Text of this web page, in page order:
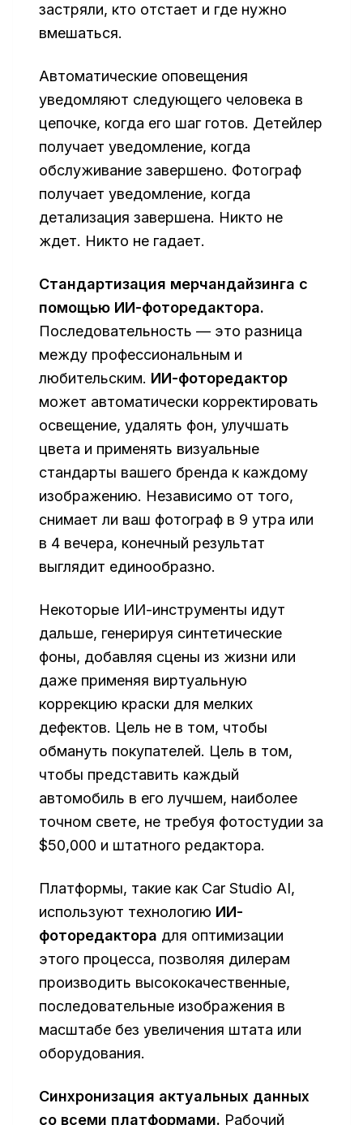
застряли, кто отстает и где нужно
вмешаться.
Автоматические оповещения
уведомляют следующего человека в
цепочке, когда его шаг готов. Детейлер
получает уведомление, когда
обслуживание завершено. Фотограф
получает уведомление, когда
детализация завершена. Никто не
ждет. Никто не гадает.
Стандартизация мерчандайзинга с
помощью ИИ-фоторедактора.
Последовательность — это разница
между профессиональным и
любительским. ИИ-фоторедактор
может автоматически корректировать
освещение, удалять фон, улучшать
цвета и применять визуальные
стандарты вашего бренда к каждому
изображению. Независимо от того,
снимает ли ваш фотограф в 9 утра или
в 4 вечера, конечный результат
выглядит единообразно.
Некоторые ИИ-инструменты идут
дальше, генерируя синтетические
фоны, добавляя сцены из жизни или
даже применяя виртуальную
коррекцию краски для мелких
дефектов. Цель не в том, чтобы
обмануть покупателей. Цель в том,
чтобы представить каждый
автомобиль в его лучшем, наиболее
точном свете, не требуя фотостудии за
$50,000 и штатного редактора.
Платформы, такие как Car Studio AI,
используют технологию ИИ-
фоторедактора для оптимизации
этого процесса, позволяя дилерам
производить высококачественные,
последовательные изображения в
масштабе без увеличения штата или
оборудования.
Синхронизация актуальных данных
со всеми платформами. Рабочий